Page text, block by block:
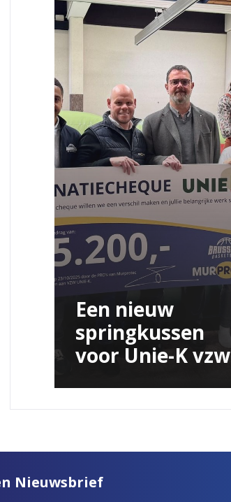
Een nieuw
springkussen
voor Unie-K vzw
Nieuwsbrief